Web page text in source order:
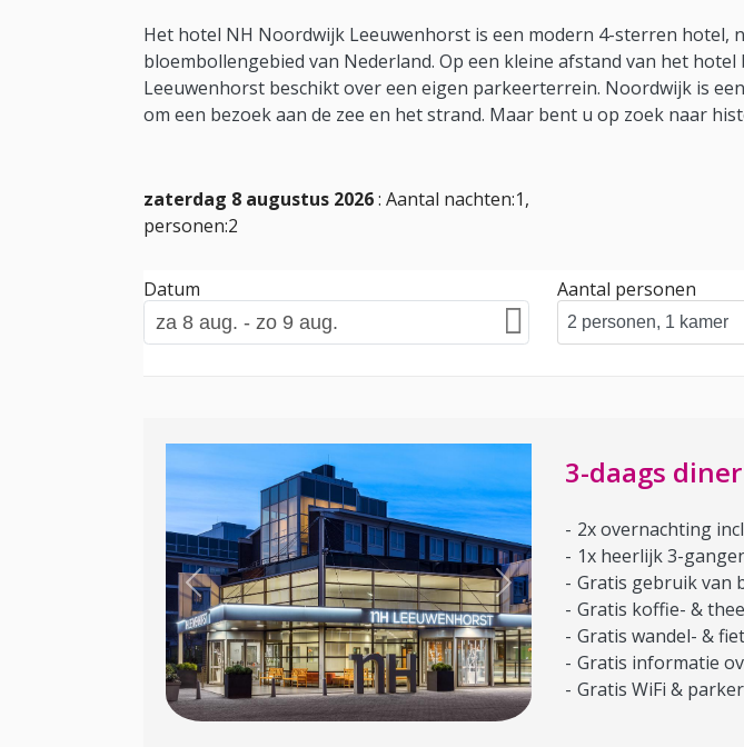
Het hotel NH Noordwijk Leeuwenhorst is een modern 4-sterren hotel,
bloembollengebied van Nederland. Op een kleine afstand van het
Leeuwenhorst beschikt over een eigen parkeerterrein. Noordwijk is
om een bezoek aan de zee en het strand. Maar bent u op zoek naar
zaterdag 8 augustus 2026: Aantal nachten:1,
personen:2
Datum Aantal personen
Previous Next
3-daags
2x overnachting
1x heerlijk 3-
Gratis gebruik van
Gratis koffie- &
Gratis wandel- &
Gratis informatie
Gratis WiFi &